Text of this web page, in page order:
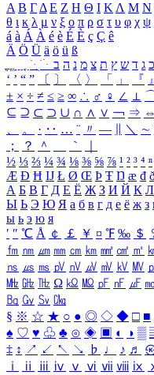
Α Β ΓΔ Ε Ζ Η Θ Ι ΚΛ Μ Ν
θ ι κ λ μ ν ξ ο π ρ σ τ υ φ χ ψ
á à Á À é è É È ç Ç ê
Ä Ö Ü ä ö ü ß
ִֶֹ ֻּ ׁׂ כ ג ד ש ץ ת צ מ נ ה ב
‘ ’ “ ” 〔 〕 〈 〉 「 」 『 』
± × ÷ ≠ ≤ ≥ ∞ ∴ ♂ ♀ ∠ ⊥
⊆ ⊇ ⊂ ⊃ ∪ ∩ ∧ ∨ ￢ ⇒ ⇔
、
。 · ‥ … ¨ 〃 ― ＼ ∼
；
？ ＾ ｀
½ ⅓ ⅔ ¼ ¾ ⅛ ⅜ ⅝ ⅞ ¹ ² ³ ⁴ ⁿ
Æ Ð Ħ Ĳ Ł Ø Œ Þ Ŧ Ŋ æ đ
А Б В Г Д Е Ё Ж З И Й К Л
Ы Ь Э Ю Я а б в г д е ё ж з
ы ь э ю я
′ ″ ℃ Å ￠ ￡ ￥ ¤ ℉ ‰ ＄
㎙ ㎚ ㎛ ㎜ ㎝ ㎞ ㎟ ㎠ ㎡
㎱ ㎲ ㎳ ㎴ ㎵ ㎶ ㎷ ㎸ ㎹
㎒ ㎓ ㎔ Ω ㏀ ㏁ ㎊ ㎋ ㎌
㏃ ㏉ ㏜ ㏆
§ ※ ☆ ★ ○ ● ◎ ◇ ◆ □ ■
♠ ♡ ♥ ♧ ♣ ⊙ ◈ ▣ ◐ ◑ ▒
‡ ↕ ↗ ↙ ↖ ↘ ♭ ♩ ♪ ♬
ⅰ
ⅱ ⅲ ⅳ ⅴ ⅵ ⅶ ⅷ ⅸ